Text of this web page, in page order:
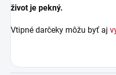
život je pekný.
Vtipné darčeky môžu byť aj